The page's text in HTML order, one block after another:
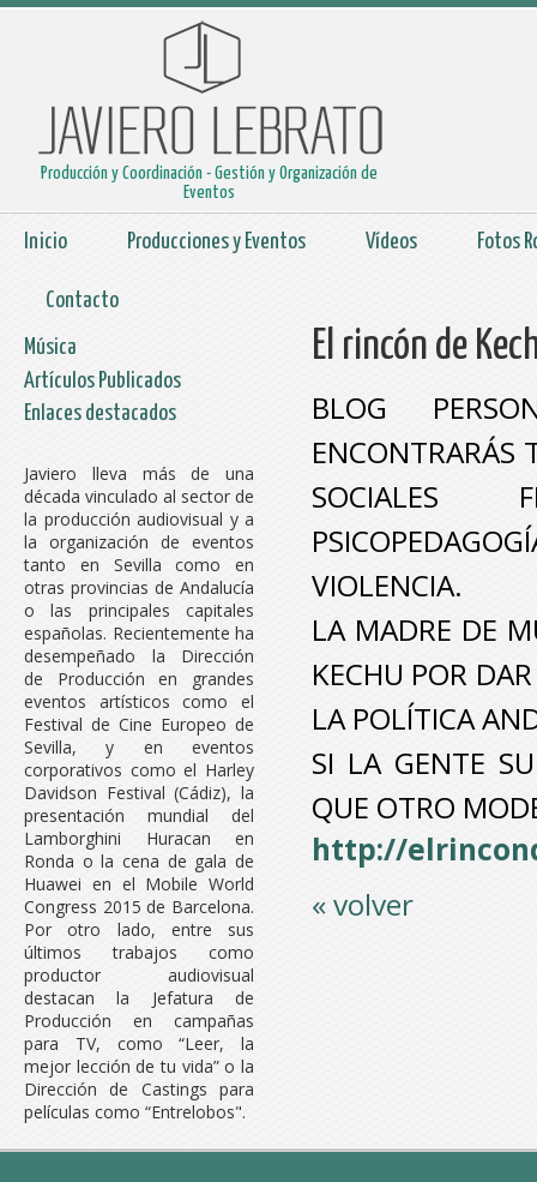
Producción y Coordinación - Gestión y Organización de
Eventos
Inicio Producciones y Eventos Vídeos Fotos
Contacto
El rincón de
BLOG
ENCONTRARÁS
SOCIALES
VIOLENCIA.
LA MADRE DE
KECHU POR
LA POLÍTICA
SI LA GENTE
QUE OTRO
http://
« volver
Música
Artículos Publicados
Enlaces destacados
Javiero lleva más de una
década vinculado al sector de
la producción audiovisual y a
la organización de eventos
tanto en Sevilla como en
otras provincias de Andalucía
o las principales capitales
españolas. Recientemente ha
desempeñado la Dirección
de Producción en grandes
eventos artísticos como el
Festival de Cine Europeo de
Sevilla, y en eventos
corporativos como el Harley
Davidson Festival (Cádiz), la
presentación mundial del
Lamborghini Huracan en
Ronda o la cena de gala de
Huawei en el Mobile World
Congress 2015 de Barcelona.
Por otro lado, entre sus
últimos trabajos como
productor audiovisual
destacan la Jefatura de
Producción en campañas
para TV, como “Leer, la
mejor lección de tu vida” o la
Dirección de Castings para
películas como “Entrelobos".